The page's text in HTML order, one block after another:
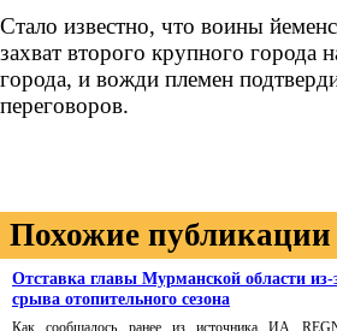
Стало известно, что воины
захват второго крупного
города, и вожди племен
переговоров.
Похожие публикации
Отставка главы Мурманской области из-
срыва отопительного сезона
Как сообщалось ранее из источника ИА